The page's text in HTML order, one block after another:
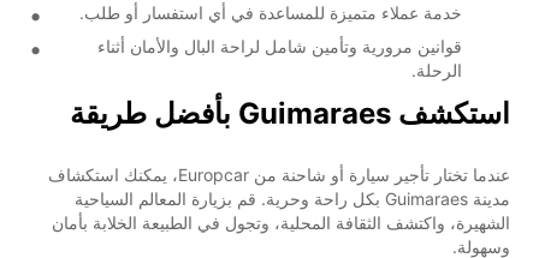
خدمة عملاء متميزة للمساعدة في أي استفسار أو طلب.
قوانين مرورية وتأمين شامل لراحة البال والأمان أثناء
الرحلة.
استكشف Guimaraes بأفضل طريقة
عندما تختار تأجير سيارة أو شاحنة من Europcar، يمكنك استكشاف
مدينة Guimaraes بكل راحة وحرية. قم بزيارة المعالم السياحية
الشهيرة، واكتشف الثقافة المحلية، وتجول في الطبيعة الخلابة بأمان
وسهولة.